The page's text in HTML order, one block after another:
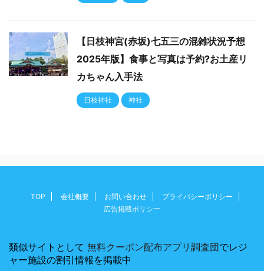
【日枝神宮(赤坂)七五三の混雑状況予想
2025年版】食事と写真は予約?お土産リ
カちゃん入手法
日枝神社 神社
TOP 会社概要 お問い合わせ
プライバシーポリシー
広告掲載ポリシー
類似サイトとして 無料クーポン配布アプリ調査団でレジ
ャー施設の割引情報を掲載中